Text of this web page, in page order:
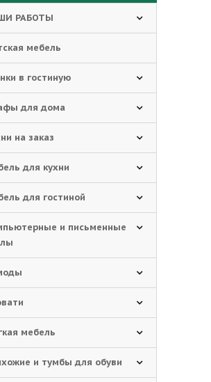
РАБОТЫ
мебель
в гостиную
для дома
на заказ
для кухни
для гостиной
и письменные
мебель
и тумбы для обуви